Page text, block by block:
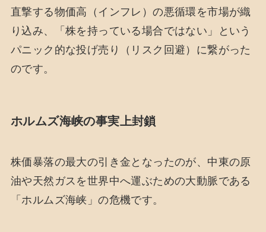
直撃する物価高（インフレ）の悪循環を市場が織
り込み、「株を持っている場合ではない」という
パニック的な投げ売り（リスク回避）に繋がった
のです。
ホルムズ海峡の事実上封鎖
株価暴落の最大の引き金となったのが、中東の原
油や天然ガスを世界中へ運ぶための大動脈である
「ホルムズ海峡」の危機です。